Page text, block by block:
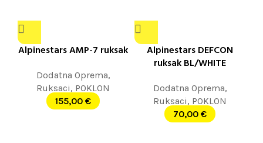
Alpinestars AMP-7 ruksak
Dodatna Oprema,
Ruksaci, POKLON
155,00 €
Alpinestars DEFCON
ruksak BL/WHITE
Dodatna Oprema,
Ruksaci, POKLON
70,00 €